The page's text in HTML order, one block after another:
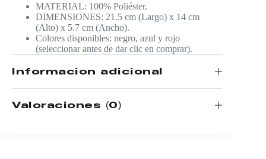
MATERIAL: 100% Poliéster.
DIMENSIONES: 21.5 cm (Largo) x 14 cm
(Alto) x 5.7 cm (Ancho).
Colores disponibles: negro, azul y rojo
(seleccionar antes de dar clic en comprar).
Información adicional
Valoraciones (0)